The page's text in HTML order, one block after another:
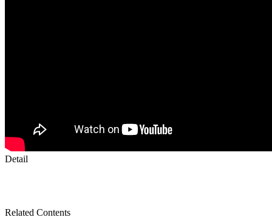
Detail
Related Contents